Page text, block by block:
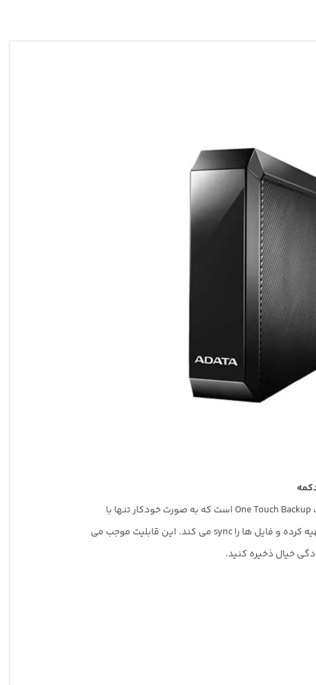
One Touch Backupاست که به صورت خودکار تنها با
کرده و فایل ها راsyncمی کند. این قابلیت موجب می
خیال ذخیره کنید.